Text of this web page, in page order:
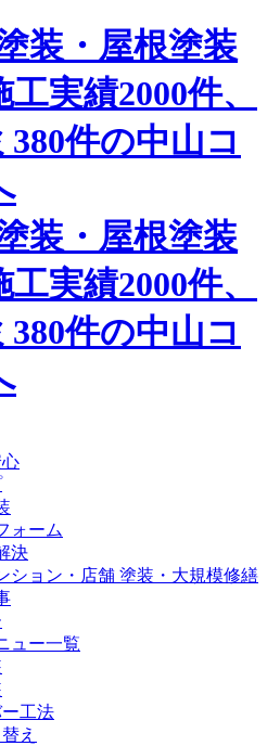
ォーム
決
ション・店舗 塗装・大規模修繕
ュー一覧
工法
え